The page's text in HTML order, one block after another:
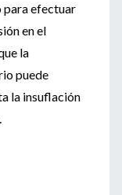
para efectuar
en el
la
puede
la insuflación